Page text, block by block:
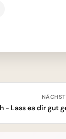
- Lass es dir gut